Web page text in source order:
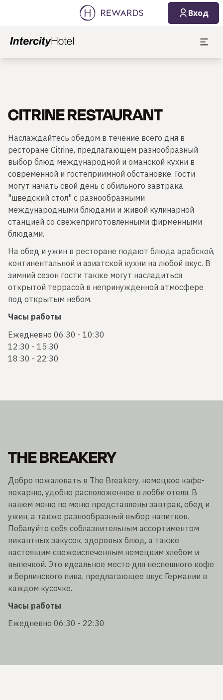
Вход
CITRINE RESTAURANT
Наслаждайтесь обедом в течение всего дня в
ресторане Citrine, предлагающем разнообразный
выбор блюд международной и оманской кухни в
современной и гостеприимной обстановке. Гости
могут начать свой день с обильного завтрака
"шведский стол" с разнообразными
международными блюдами и живой кулинарной
станцией со свежеприготовленными фирменными
блюдами.
На обед и ужин в ресторане подают блюда арабской,
континентальной и азиатской кухни на любой вкус. В
зимний сезон гости также могут насладиться
открытой террасой в непринужденной атмосфере
под открытым небом.
Часы работы
Ежедневно 06:30 - 10:30
12:30 - 15:30
18:30 - 22:30
THE BREAKERY
Добро пожаловать в The Breakery, немецкое кафе-
пекарню, удобно расположенное в лобби отеля. В
нашем меню по меню представлены завтрак, обед и
ужин, а также разнообразный выбор напитков.
Побалуйте себя соблазнительным ассортиментом
пикантных закусок, здоровых блюд, а также
настоящим свежеиспеченным немецким хлебом и
выпечкой. Это идеальное место для неспешного кофе
и берлинского пива, предлагающее вкус Германии в
каждом кусочке.
Часы работы
Ежедневно 06:30 - 22:30